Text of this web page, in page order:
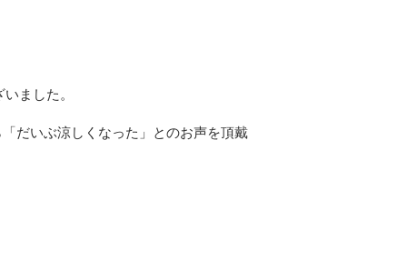
ました。
だいぶ涼しくなった」とのお声を頂戴